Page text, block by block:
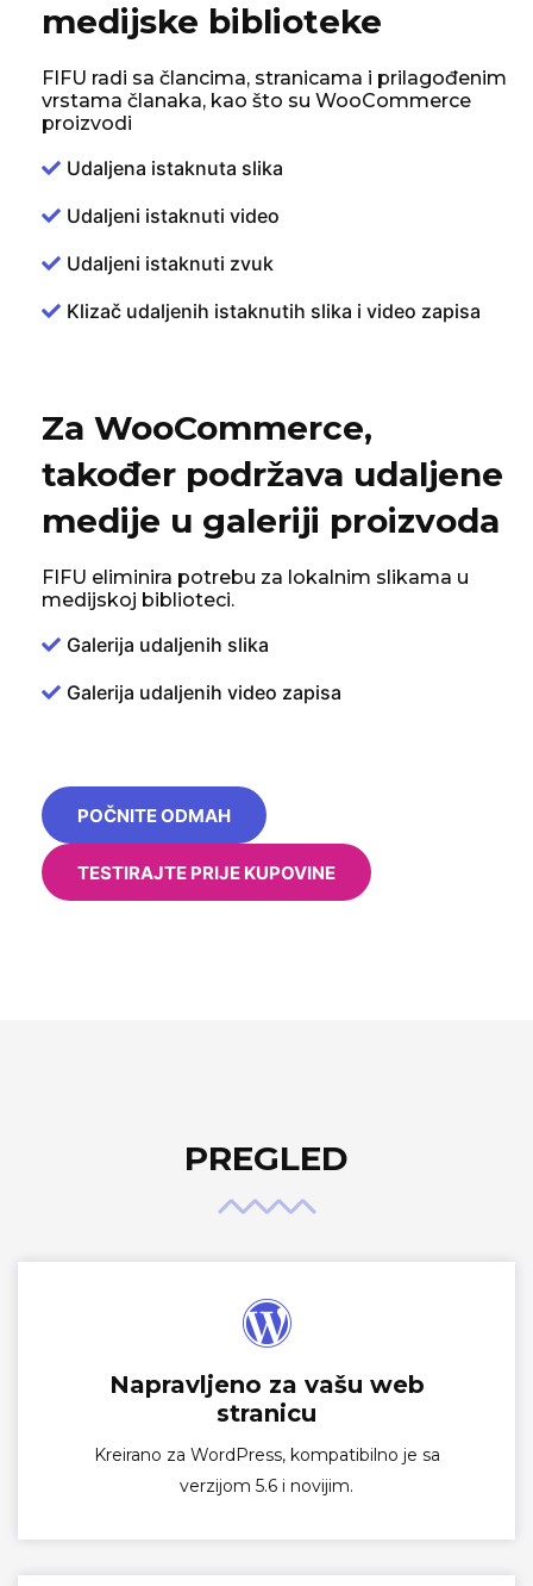
medijske biblioteke
FIFU radi sa člancima, stranicama i prilagođenim
vrstama članaka, kao što su WooCommerce
proizvodi
Udaljena istaknuta slika
Udaljeni istaknuti video
Udaljeni istaknuti zvuk
Klizač udaljenih istaknutih slika i video zapisa
Za WooCommerce,
također podržava udaljene
medije u galeriji proizvoda
FIFU eliminira potrebu za lokalnim slikama u
medijskoj biblioteci.
Galerija udaljenih slika
Galerija udaljenih video zapisa
POČNITE ODMAH
TESTIRAJTE PRIJE KUPOVINE
PREGLED
Napravljeno za vašu web
stranicu
Kreirano za WordPress, kompatibilno je sa
verzijom 5.6 i novijim.